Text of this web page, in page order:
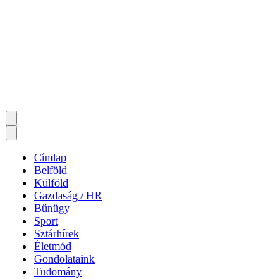
Címlap
Belföld
Külföld
Gazdaság / HR
Bűnügy
Sport
Sztárhírek
Életmód
Gondolataink
Tudomány